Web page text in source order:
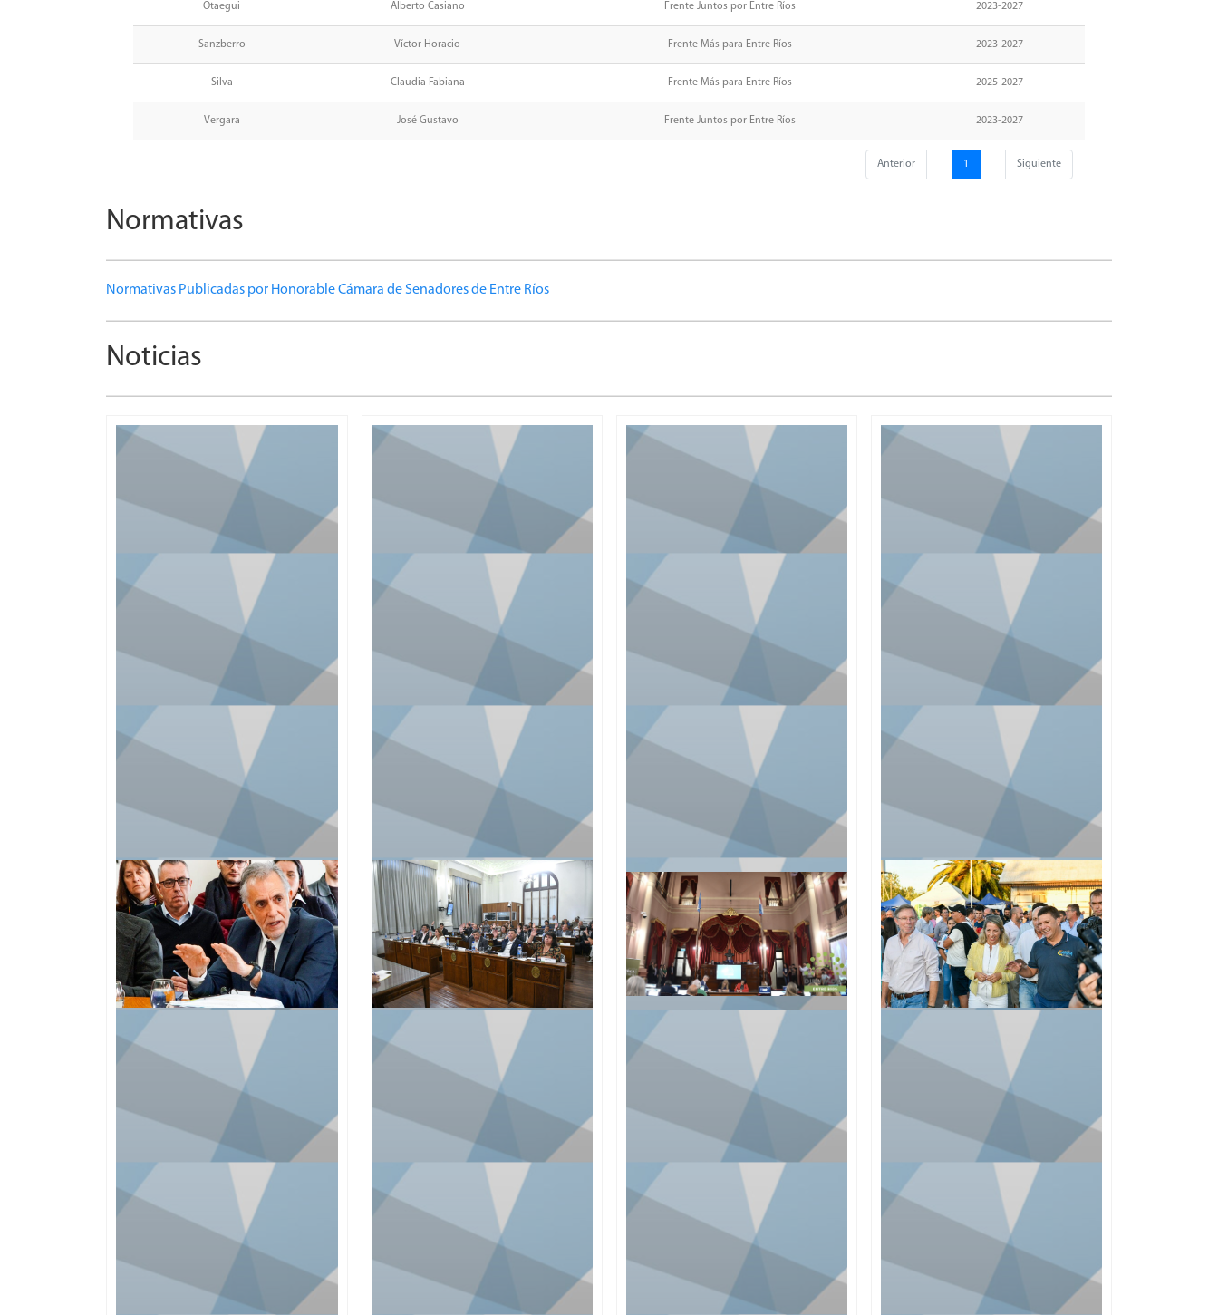
Otaegui Alberto Casiano Frente Juntos por Entre Ríos 2023-2027
Sanzberro Víctor Horacio Frente Más para Entre Ríos 2023-2027
Silva Claudia Fabiana Frente Más para Entre Ríos 2025-2027
Vergara José Gustavo Frente Juntos por Entre Ríos 2023-2027
Anterior 1 Siguiente
Normativas
Normativas Publicadas por Honorable Cámara de Senadores de Entre Ríos
Noticias